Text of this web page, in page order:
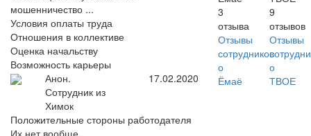
мошенничество ...
Условия оплаты труда
Отношения в коллективе
Оценка начальству
Возможность карьеры
Анон.
Сотрудник из
Химок
17.02.2020
Положительные стороны работодателя
Их нет вообще.
3
отзыва
Отзывы
сотрудников
о
Ёмаё
9
отзывов
Отзывы
о
ТВОЕ